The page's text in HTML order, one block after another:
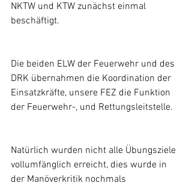
NKTW und KTW zunächst einmal
beschäftigt.
Die beiden ELW der Feuerwehr und des
DRK übernahmen die Koordination der
Einsatzkräfte, unsere FEZ die Funktion
der Feuerwehr-, und Rettungsleitstelle.
Natürlich wurden nicht alle Übungsziele
vollumfänglich erreicht, dies wurde in
der Manöverkritik nochmals